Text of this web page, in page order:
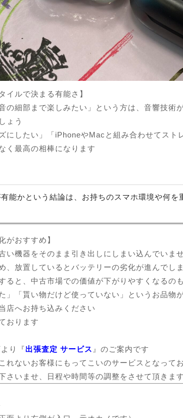
イルで決まる有能さ】
の細部まで楽しみたい」という方は、音響技術
ょう
にしたい」「iPhoneやMacと組み合わせてスト
く最高の相棒になります
能かという結論は、お持ちのスマホ環境や何を
がおすすめ】
い機器をそのまま引き出しにしまい込んでいま
、放置しているとバッテリーの劣化が進んでし
ると、中古市場での価値が下がりやすくなるの
」「貰い物だけど使っていない」というお品物
店へお持ち込みください
おります
り『出張査定 サービス 』のご案内です
れないお客様にもってこいのサービスとなって
さいませ、日程や時間等の調整をさせて頂きます